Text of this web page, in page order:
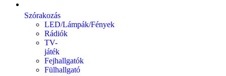
Szórakozás
LED/Lámpák/Fények
Rádiók
TV-
játék
Fejhallgatók
Fülhallgató